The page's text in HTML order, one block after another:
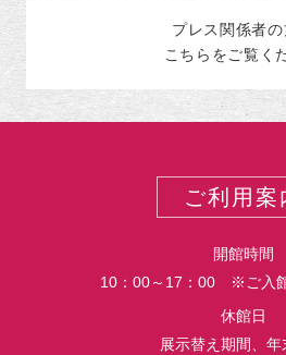
プレス関係者の
こちらをご覧く
ご利用案
開館時間
10：00～17：00 ※ご入
休館日
展示替え期間、年